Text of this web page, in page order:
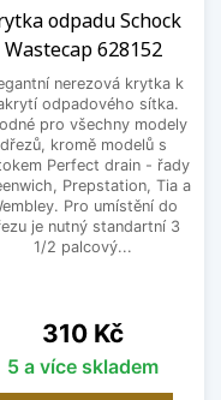
odpadu Schock
Wastecap 628152
nerezová krytka k
odpadového sítka.
pro všechny modely
dřezů, kromě modelů s
Perfect drain - řady
Prepstation, Tia a
Pro umístění do
je nutný standartní 3
1/2 palcový...
Cena
310 Kč
5 a více skladem